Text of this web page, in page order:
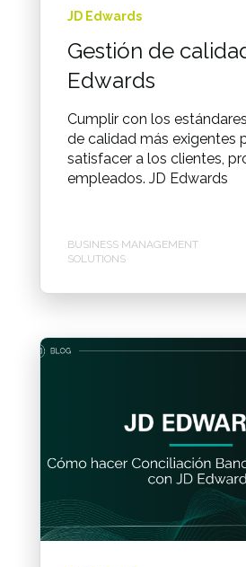
JD Edwards
Gestión de
Edwards
Cumplir con los
de calidad más exigentes
satisfacer a los clientes,
empleados. JD Edwards
BUSINESS MANAGEMENT
SOLUTIONS